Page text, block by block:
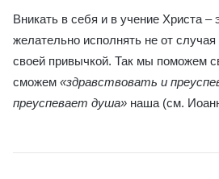
Вникать в себя и в учение Христа –
желательно исполнять не от
своей привычкой. Так мы поможем
сможем «здравствовать и
преуспевает душа» наша (см.